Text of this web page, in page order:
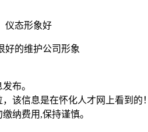
仪态形象好
好的维护公司形象
布。
该信息是在怀化人才网上看到的！
纳费用,保持谨慎。